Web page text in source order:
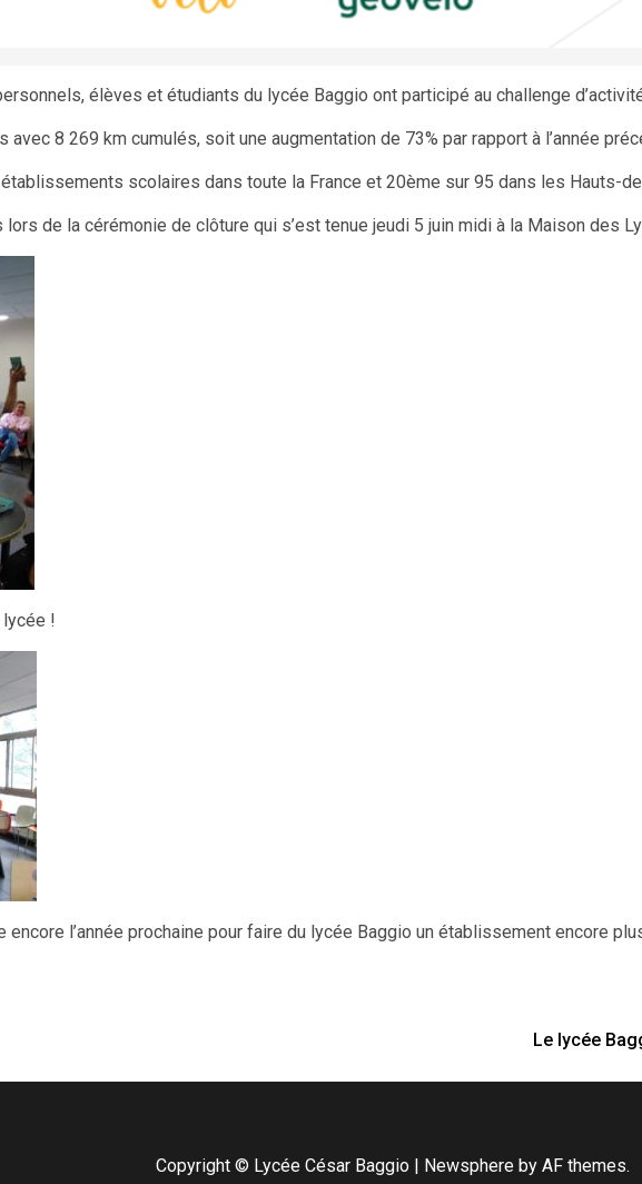
élèves et étudiants du lycée Baggio ont participé au challenge
8 269 km cumulés, soit une augmentation de 73% par rapport à l’année
scolaires dans toute la France et 20ème sur 95 dans les Hauts-
de la cérémonie de clôture qui s’est tenue jeudi 5 juin midi à la Maison des
!
encore l’année prochaine pour faire du lycée Baggio un établissement encore
Le lycée
Copyright © Lycée César Baggio | Newsphere by AF themes.